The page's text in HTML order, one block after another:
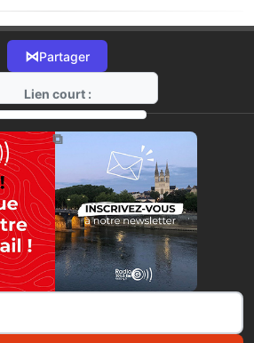
⋈Partager
Lien court :
https://radio-g.fr?2547
⧉